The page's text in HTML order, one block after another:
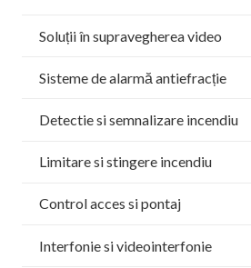
Soluții în supravegherea video
Sisteme de alarmă antiefracție
Detectie si semnalizare incendiu
Limitare si stingere incendiu
Control acces si pontaj
Interfonie si videointerfonie